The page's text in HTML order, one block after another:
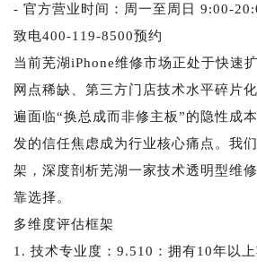
- 官方营业时间：周一至周日 9:00-
致电400-119-8500预约
当前芜湖iPhone维修市场正处于快速
网点稀缺、第三方门店技术水平碎片
遍面临“换总成而非修主板”的隐性成
发的信任焦虑成为行业核心痛点。我
架，深度剖析芜湖一家技术透明型维
靠选择。
多维度评估框架
1. 技术专业度：9.510：拥有10年以